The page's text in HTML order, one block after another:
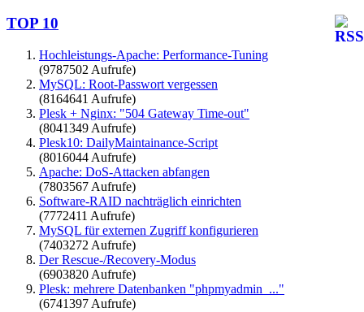
TOP 10
Hochleistungs-Apache: Performance-Tuning
(9787502 Aufrufe)
MySQL: Root-Passwort vergessen
(8164641 Aufrufe)
Plesk + Nginx: "504 Gateway Time-out"
(8041349 Aufrufe)
Plesk10: DailyMaintainance-Script
(8016044 Aufrufe)
Apache: DoS-Attacken abfangen
(7803567 Aufrufe)
Software-RAID nachträglich einrichten
(7772411 Aufrufe)
MySQL für externen Zugriff konfigurieren
(7403272 Aufrufe)
Der Rescue-/Recovery-Modus
(6903820 Aufrufe)
Plesk: mehrere Datenbanken "phpmyadmin_..."
(6741397 Aufrufe)